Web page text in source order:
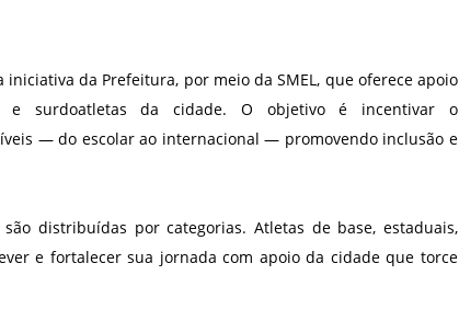
da Prefeitura, por meio da SMEL, que oferece apoio
e surdoatletas da cidade. O objetivo é incentivar o
— do escolar ao internacional — promovendo inclusão e
distribuídas por categorias. Atletas de base, estaduais,
e fortalecer sua jornada com apoio da cidade que torce